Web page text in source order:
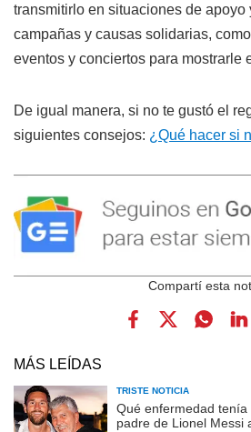
transmitirlo en situaciones de apoyo
campañas y causas solidarias,
eventos y conciertos para mostrarle
De igual manera, si no te gustó el
siguientes consejos: ¿Qué hacer si
MÁS LEÍDAS
TRISTE NOTICIA
Qué enfermedad
padre de Lionel Messi